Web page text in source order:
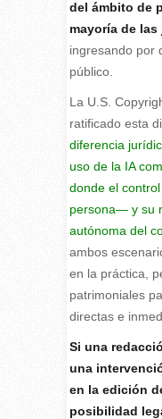
del ámbito de
mayoría de
ingresando por
público.
La U.S.
ratificado esta
diferencia
uso de la IA
donde el
persona— y su
autónoma del
ambos
en la práctica,
patrimoniales
directas e
Si una
una
en la edición
posibilidad